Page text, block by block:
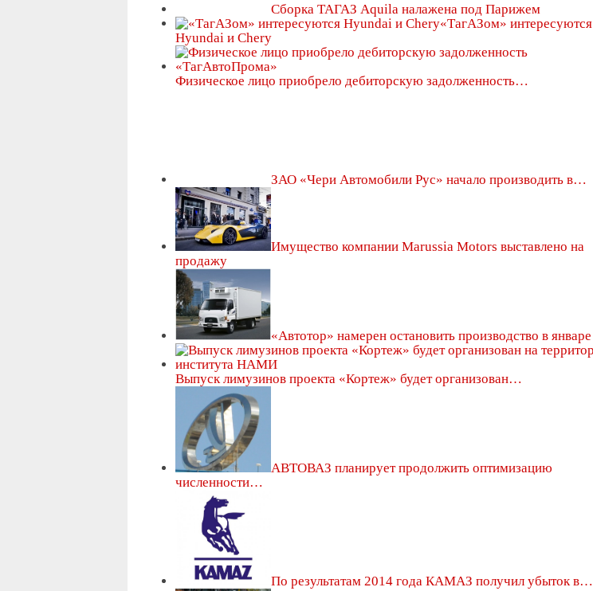
Сборка ТАГАЗ Aquila налажена под Парижем
«ТагАЗом» интересуются
Hyundai и Chery
Физическое лицо приобрело дебиторскую задолженность…
ЗАО «Чери Автомобили Рус» начало производить в…
Имущество компании Marussia Motors выставлено на
продажу
«Автотор» намерен остановить производство в январе
Выпуск лимузинов проекта «Кортеж» будет организован…
АВТОВАЗ планирует продолжить оптимизацию
численности…
По результатам 2014 года КАМАЗ получил убыток в…